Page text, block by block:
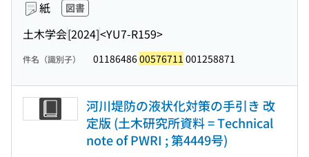
紙 図書
土木学会[2024]<YU7-R159>
件名（識別子） 0118648600576711 001258871
河川堤防の液状化対策の手引き 改
定版 (土木研究所資料 = Technical
note of PWRI ; 第4449号)